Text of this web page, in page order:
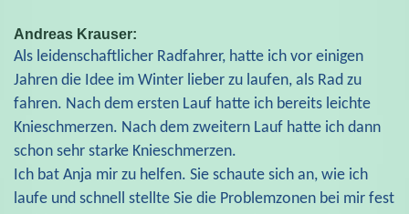
Andreas Krauser:
Als leidenschaftlicher Radfahrer, hatte ich vor einigen
Jahren die Idee im Winter lieber zu laufen, als Rad zu
fahren. Nach dem ersten Lauf hatte ich bereits leichte
Knieschmerzen. Nach dem zweitern Lauf hatte ich dann
schon sehr starke Knieschmerzen.
Ich bat Anja mir zu helfen. Sie schaute sich an, wie ich
laufe und schnell stellte Sie die Problemzonen bei mir fest